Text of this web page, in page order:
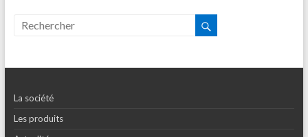
La société
Les produits